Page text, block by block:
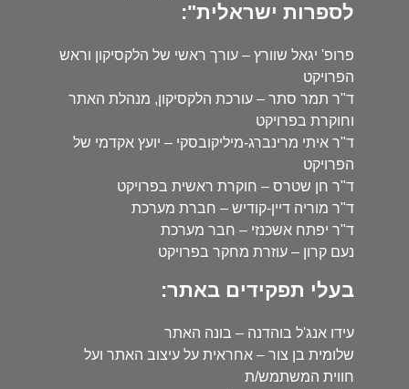
לספרות ישראלית":
פרופ' יגאל שוורץ – עורך ראשי של הלקסיקון וראש
הפרויקט
ד"ר תמר סתר – עורכת הלקסיקון, מנהלת האתר
וחוקרת בפרויקט
ד"ר איתי מרינברג-מיליקובסקי – יועץ אקדמי של
הפרויקט
ד"ר חן שטרס – חוקרת ראשית בפרויקט
ד"ר מוריה דיין-קודיש – חברת מערכת
ד"ר יפתח אשכנזי – חבר מערכת
נעם קרון – עוזרת מחקר בפרויקט
בעלי תפקידים באתר:
עידו אנג'ל בוהדנה – בונה האתר
שלומית בן צור – אחראית על עיצוב האתר ועל
חווית המשתמש/ת